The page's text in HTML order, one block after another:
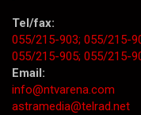
Tel/fax:
055/215-903; 055/215-
055/215-905; 055/215-
Email:
info@ntvarena.com
astramedia@telrad.net